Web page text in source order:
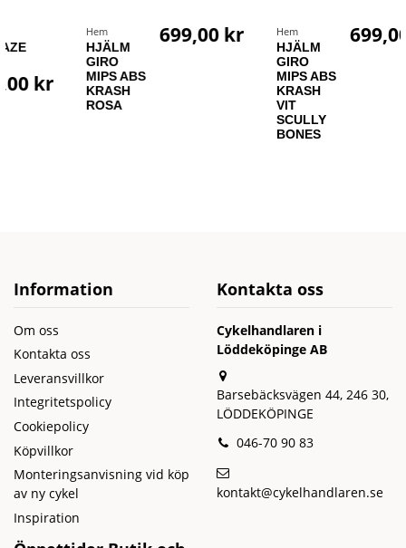
MIPS ABS
KRASH
699,00 kr Hem
MIPS ABS
699,00 kr
Information
Om oss
Kontakta oss
Leveransvillkor
Integritetspolicy
Cookiepolicy
Köpvillkor
Monteringsanvisning vid köp
av ny cykel
Inspiration
Kontakta oss
Cykelhandlaren i
Löddeköpinge AB
Barsebäcksvägen 44, 246 30,
LÖDDEKÖPINGE
046-70 90 83
kontakt@cykelhandlaren.se